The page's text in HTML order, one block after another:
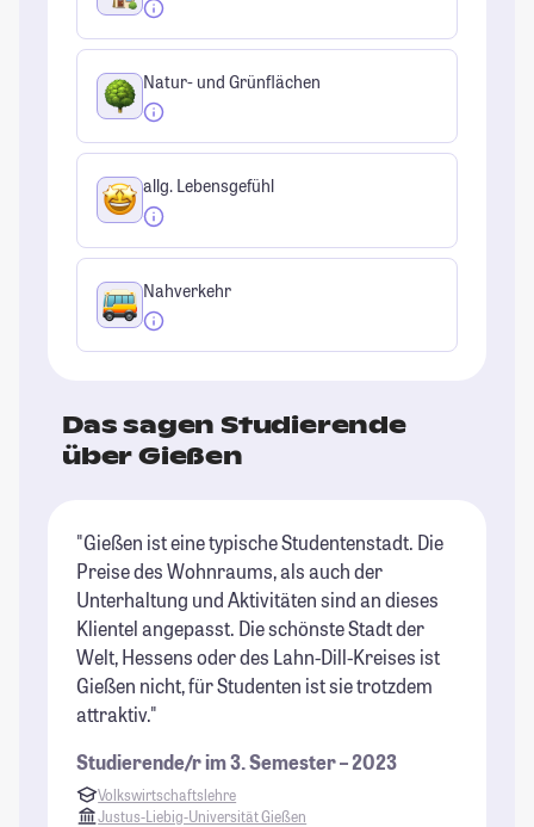
Natur- und Grünflächen
allg. Lebensgefühl
Nahverkehr
Das sagen Studierende
über Gießen
"Gießen ist eine typische Studentenstadt. Die
Preise des Wohnraums, als auch der
Unterhaltung und Aktivitäten sind an dieses
Klientel angepasst. Die schönste Stadt der
Welt, Hessens oder des Lahn-Dill-Kreises ist
Gießen nicht, für Studenten ist sie trotzdem
attraktiv."
Studierende/r im 3. Semester – 2023
Volkswirtschaftslehre
Justus-Liebig-Universität Gießen